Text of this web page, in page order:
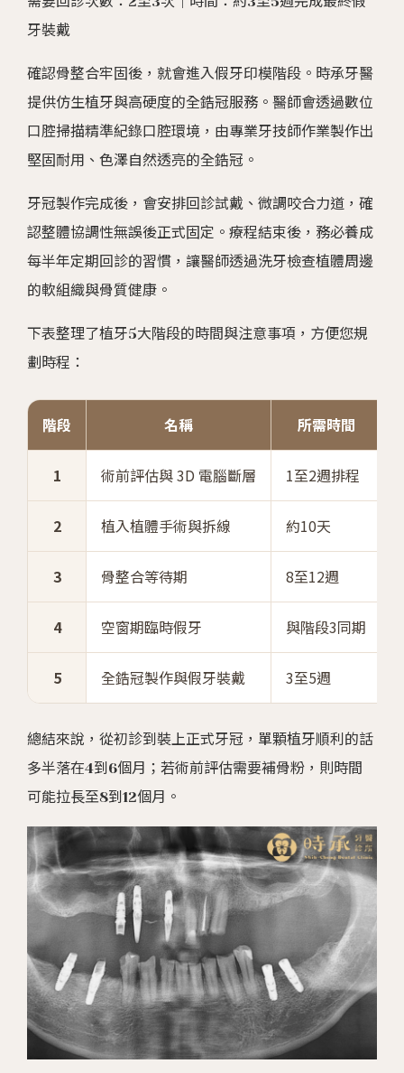
牙裝戴
確認骨整合牢固後，就會進入假牙印模階段。時承牙醫
提供仿生植牙與高硬度的全鋯冠服務。醫師會透過數位
口腔掃描精準紀錄口腔環境，由專業牙技師作業製作出
堅固耐用、色澤自然透亮的全鋯冠。
牙冠製作完成後，會安排回診試戴、微調咬合力道，確
認整體協調性無誤後正式固定。療程結束後，務必養成
每半年定期回診的習慣，讓醫師透過洗牙檢查植體周邊
的軟組織與骨質健康。
下表整理了植牙5大階段的時間與注意事項，方便您規
劃時程：
階段 名稱 所需時間
1 術前評估與 3D 電腦斷層 1至2週排程
2 植入植體手術與拆線 約10天
3 骨整合等待期 8至12週
4 空窗期臨時假牙 與階段3同期
5 全鋯冠製作與假牙裝戴 3至5週
總結來說，從初診到裝上正式牙冠，單顆植牙順利的話
多半落在4到6個月；若術前評估需要補骨粉，則時間
可能拉長至8到12個月。